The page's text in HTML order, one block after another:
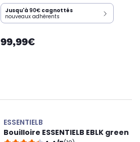
Jusqu'à 90€ cagnottés
nouveaux adhérents
99,99€
ESSENTIELB
Bouilloire ESSENTIELB EBLK green